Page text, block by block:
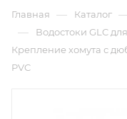
Главная — Каталог
— Водостоки GLC
Крепление хомута с
PVC